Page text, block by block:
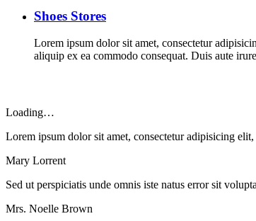
Shoes Stores
Lorem ipsum dolor sit amet, consectetur
aliquip ex ea commodo consequat. Duis aute
Loading…
Lorem ipsum dolor sit amet, consectetur adipisicing
Mary Lorrent
Sed ut perspiciatis unde omnis iste natus error sit
Mrs. Noelle Brown